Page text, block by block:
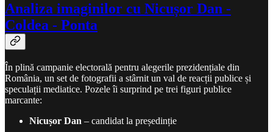
Analiza imaginilor cu Nicușor Dan -
Coldea - Ponta
În plină campanie electorală pentru alegerile prezidențiale din
România, un set de fotografii a stârnit un val de reacții publice și
speculații mediatice. Pozele îi surprind pe trei figuri publice
marcante:
Nicușor Dan – candidat la președinție